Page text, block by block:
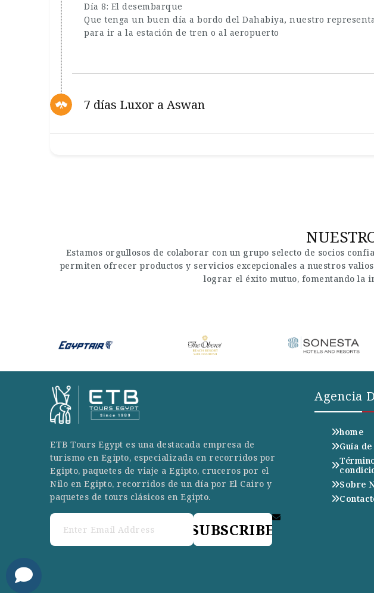
Día 8: El desembarque
Que tenga un buen día a bordo del Dahabiya, nuestro
para ir a la estación de tren o al aeropuerto
7 días Luxor a Aswan
Estamos orgullosos de colaborar con un grupo selecto de socios
permiten ofrecer productos y servicios excepcionales a nuestros
lograr el éxito mutuo, fomentando la
ETB Tours Egypt es una destacada empresa de
turismo en Egipto, especializada en recorridos por
Egipto, paquetes de viaje a Egipto, cruceros por el
Nilo en Egipto, recorridos de un día por El Cairo y
paquetes de tours clásicos en Egipto.
SUBSCRIBE
Agencia
home
Guía
Sobre